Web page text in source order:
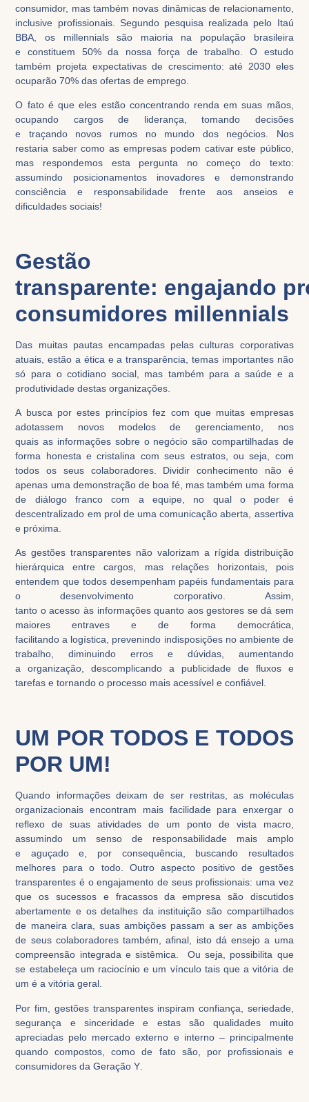
consumidor, mas também novas dinâmicas de relacionamento,
inclusive profissionais. Segundo pesquisa realizada pelo Itaú
BBA , os millennials são maioria na população brasileira
e constituem
50% da nossa força de trabalho. O estudo
também projeta expectativas de crescimento: até 2030 eles
ocuparão 70% das ofertas de emprego.
O fato éque eles estãoconcentrando renda em suas mãos,
ocupando cargos de liderança, tomando decisões
e traçandonovos rumosno mundo dos negócios
Nos
restaria saber como as empresas podem cativar este público,
mas respondemos esta pergunta no começo do texto:
assumindo posicionamentosinovadores e demonstrando
consciência e responsabilidade frente aos anseiose
dificuldades sociais!
Gestão
transparente: engajando
consumidores millennials
Das muitas pautas encampadas pelas culturas corporativas
atuais, estão a ética e atransparência , temas importantes não
só para o cotidiano social, mas também para a saúde e a
produtividade destas organizações.
A busca por estes princípios fez com que muitas empresas
adotassem novos modelos de gerenciamento, nos
quaisas informações sobre o negócio são compartilhadas de
forma honesta ecristalina com seus estratos, ou seja, com
todos os seus colaboradores. Dividir conhecimento não é
apenas uma demonstração de boa fé, mas também uma forma
de diálogofranco com a equipe no qualo poder é
descentralizado em prol de uma comunicação aberta, assertiva
e próxima.
As gestões transparentes não valorizam a rígida distribuição
hierárquica entre cargos, mas relações horizontais, pois
entendem que todos desempenham papéis fundamentais para
o desenvolvimento corporativo. Assim,
tanto oacesso àsinformaçõesquanto aosgestores se dá sem
maiores entraves e de forma democrática,
facilitandoa logística, prevenindo indisposições no ambiente de
trabalho, diminuindo erros e dúvidas,
aumentando
aorganização, descomplicandoa publicidade defluxos e
tarefas e tornando o processo maisacessível e confiável.
UM POR TODOS E TODOS
POR UM!
Quando informações deixam de ser restritas,as moléculas
organizacionais encontram mais facilidade para enxergar o
reflexo de suas atividades de um ponto de vista macro,
assumindo um senso de responsabilidade mais amplo
e aguçado e, por consequência, buscando resultados
melhores para o todo.
Outro aspecto positivo de gestões
transparentes é o engajamento de seus profissionais: uma vez
que os sucessos e fracassos da empresa são discutidos
abertamente e os detalhes da instituição são compartilhados
de maneira clara, suas ambições passam a ser as ambições
de seus colaboradores também, afinal, isto dá ensejo a uma
compreensão integrada e sistêmica. Ou seja, possibilita que
se estabeleça um raciocínio e um vínculo tais quea vitória de
um é a vitória geral.
Por fim, gestões transparentes inspiram confiança , seriedade,
segurança e sinceridade e estas são qualidades muito
apreciadas pelo mercado externo e interno – principalmente
quando compostos , comode fato são,
por profissionais e
consumidores daGeraçãoY